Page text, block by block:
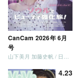
CanCam 2026年 6月
号
4.23